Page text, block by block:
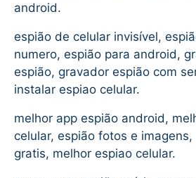
android.
espião de celular invisível,
numero, espião para android,
espião, gravador espião com
instalar espiao celular.
melhor app espião android,
celular, espião fotos e
gratis, melhor espiao celular.